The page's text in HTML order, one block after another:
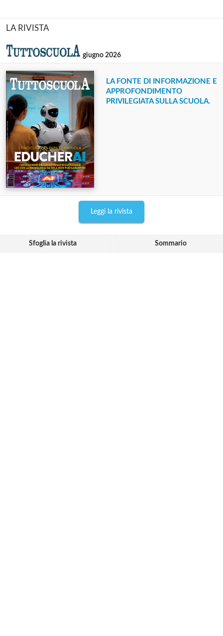
LA RIVISTA
giugno 2026
LA FONTE DI INFORMAZIONE E
APPROFONDIMENTO
PRIVILEGIATA SULLA SCUOLA.
Leggi la rivista
Sfoglia la rivista Sommario